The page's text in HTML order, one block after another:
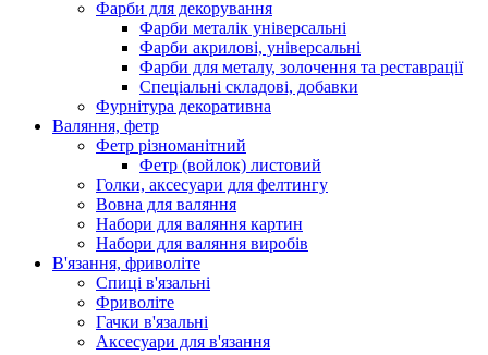
Фарби для декорування
Фарби металік універсальні
Фарби акрилові, універсальні
Фарби для металу, золочення та реставрації
Спеціальні складові, добавки
Фурнітура декоративна
Валяння, фетр
Фетр різноманітний
Фетр (войлок) листовий
Голки, аксесуари для фелтингу
Вовна для валяння
Набори для валяння картин
Набори для валяння виробів
В'язання, фриволіте
Спиці в'язальні
Фриволіте
Гачки в'язальні
Аксесуари для в'язання